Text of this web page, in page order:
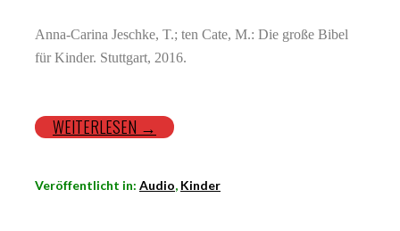
Anna-Carina Jeschke, T.; ten Cate, M.: Die große Bibel
für Kinder. Stuttgart, 2016.
WEITERLESEN →
Veröffentlicht in: Audio, Kinder